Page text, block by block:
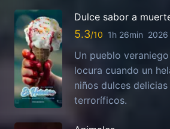
Dulce sabor a
5.3 1h 26min 2026
Un pueblo
locura cuando un
niños dulces
terroríficos.